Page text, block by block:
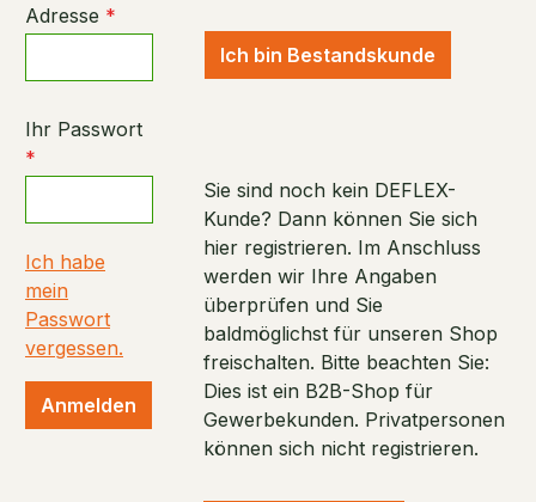
Adresse *
Ihr Passwort
*
Ich habe
mein
Passwort
vergessen.
Anmelden
Ich bin Bestandskunde
Sie sind noch kein DEFLEX-
Kunde? Dann können Sie sich
hier registrieren. Im Anschluss
werden wir Ihre Angaben
überprüfen und Sie
baldmöglichst für unseren Shop
freischalten. Bitte beachten Sie:
Dies ist ein B2B-Shop für
Gewerbekunden. Privatpersonen
können sich nicht registrieren.